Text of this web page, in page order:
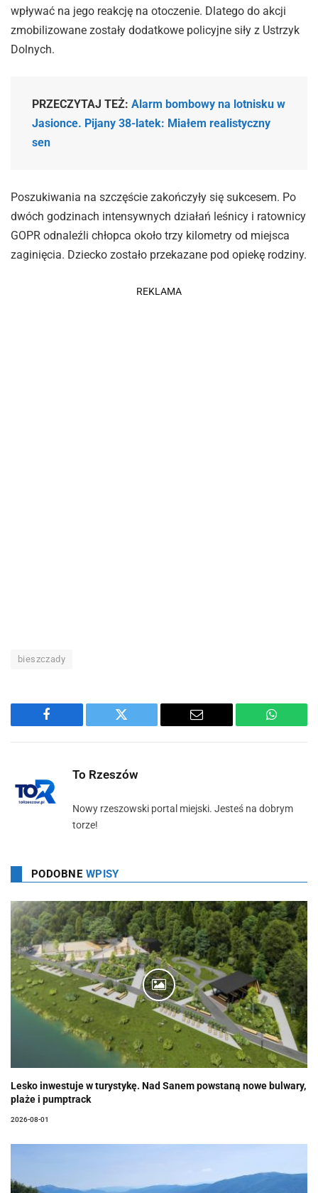
wpływać na jego reakcję na otoczenie. Dlatego do akcji
zmobilizowane zostały dodatkowe policyjne siły z Ustrzyk
Dolnych.
PRZECZYTAJ TEŻ: Alarm bombowy na lotnisku w
Jasionce. Pijany 38-latek: Miałem realistyczny
sen
Poszukiwania na szczęście zakończyły się sukcesem. Po
dwóch godzinach intensywnych działań leśnicy i ratownicy
GOPR odnaleźli chłopca około trzy kilometry od miejsca
zaginięcia. Dziecko zostało przekazane pod opiekę rodziny.
REKLAMA
bieszczady
Facebook Twitter Email
To Rzeszów
Nowy rzeszowski portal miejski. Jesteś na dobrym
torze!
PODOBNE WPISY
Lesko inwestuje w turystykę. Nad Sanem powstaną nowe bulwary,
plaże i pumptrack
2026-08-01